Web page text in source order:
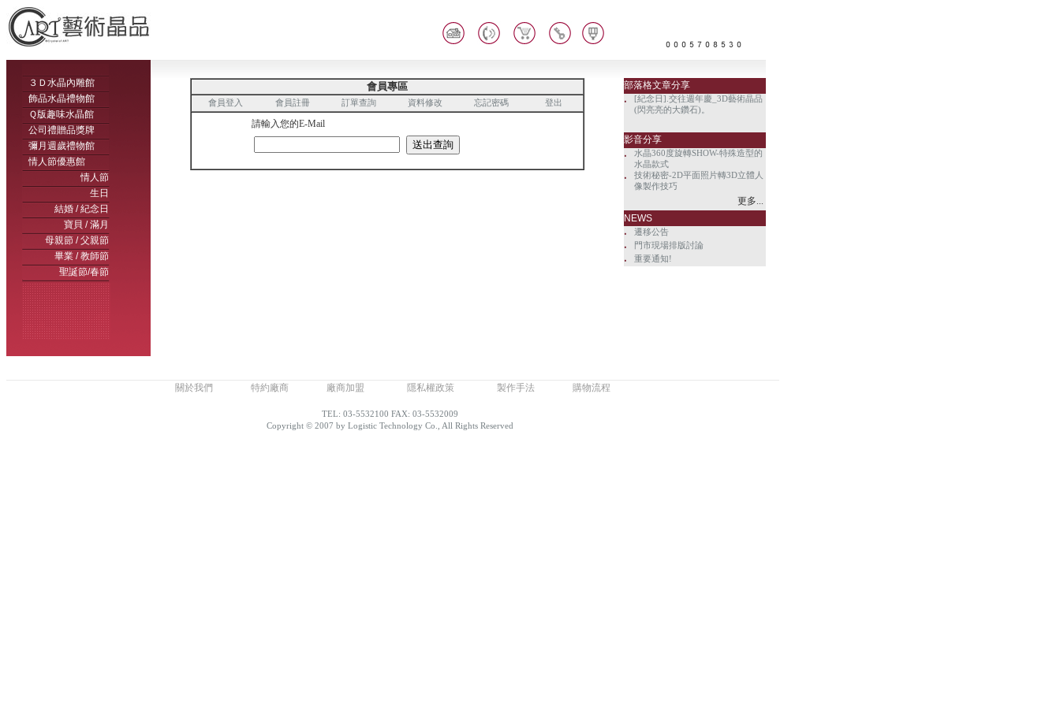
３Ｄ水晶內雕館
飾品水晶禮物館
Ｑ版趣味水晶館
公司禮贈品獎牌
彌月週歲禮物館
情人節優惠館
情人節
生日
結婚 / 紀念日
寶貝 / 滿月
母親節 / 父親節
畢業 / 教師節
聖誕節/春節
會員專區
會員登入 會員註冊 訂單查詢 資料修改 忘記密碼 登出
請輸入您的E-Mail
部落格文章分享
‧
[紀念日].交往週年慶_3D藝術晶品
(閃亮亮的大鑽石)。
影音分享
‧
水晶360度旋轉SHOW-特殊造型的
水晶款式
‧
技術秘密-2D平面照片轉3D立體人
像製作技巧
更多...
NEWS
‧
遷移公告
‧ 門市現場排版討論
‧ 重要通知!
關於我們 特約廠商 廠商加盟 隱私權政策 製作手法 購物流程
TEL: 03-5532100 FAX: 03-5532009
Copyright © 2007 by Logistic Technology Co., All Rights Reserved